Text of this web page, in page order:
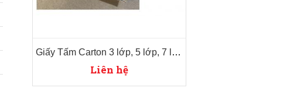
Giấy Tấm Carton 3 lớp, 5 lớp, 7 lớp
Liên hệ